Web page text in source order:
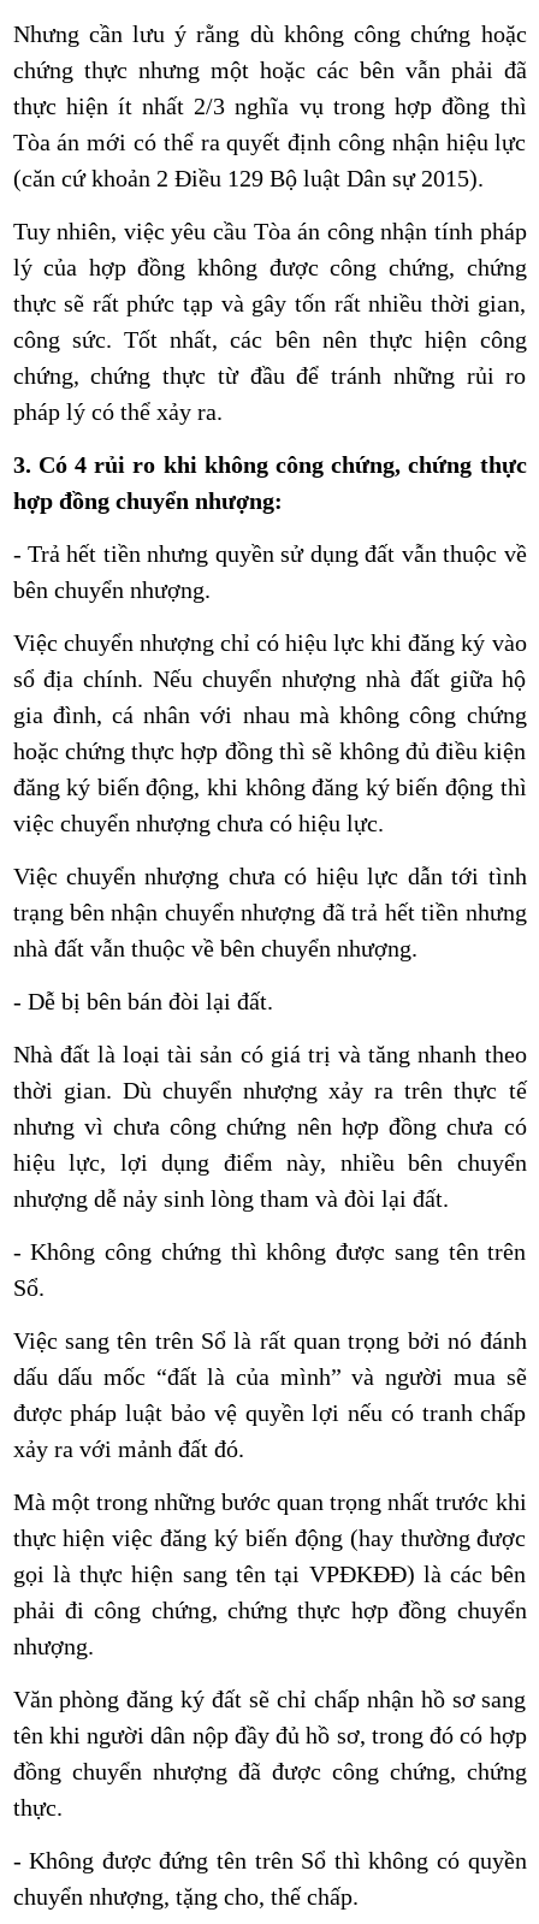
Nhưng cần lưu ý rằng dù không công chứng hoặc
chứng thực nhưng một hoặc các bên vẫn phải đã
thực hiện ít nhất 2/3 nghĩa vụ trong hợp đồng thì
Tòa án mới có thể ra quyết định công nhận hiệu lực
(căn cứ khoản 2 Điều 129 Bộ luật Dân sự 2015).
Tuy nhiên, việc yêu cầu Tòa án công nhận tính pháp
lý của hợp đồng không được công chứng, chứng
thực sẽ rất phức tạp và gây tốn rất nhiều thời gian,
công sức. Tốt nhất, các bên nên thực hiện công
chứng, chứng thực từ đầu để tránh những rủi ro
pháp lý có thể xảy ra.
3. Có 4 rủi ro khi không công chứng, chứng thực
hợp đồng chuyển nhượng:
- Trả hết tiền nhưng quyền sử dụng đất vẫn thuộc về
bên chuyển nhượng.
Việc chuyển nhượng chỉ có hiệu lực khi đăng ký vào
sổ địa chính. Nếu chuyển nhượng nhà đất giữa hộ
gia đình, cá nhân với nhau mà không công chứng
hoặc chứng thực hợp đồng thì sẽ không đủ điều kiện
đăng ký biến động, khi không đăng ký biến động thì
việc chuyển nhượng chưa có hiệu lực.
Việc chuyển nhượng chưa có hiệu lực dẫn tới tình
trạng bên nhận chuyển nhượng đã trả hết tiền nhưng
nhà đất vẫn thuộc về bên chuyển nhượng.
- Dễ bị bên bán đòi lại đất.
Nhà đất là loại tài sản có giá trị và tăng nhanh theo
thời gian. Dù chuyển nhượng xảy ra trên thực tế
nhưng vì chưa công chứng nên hợp đồng chưa có
hiệu lực, lợi dụng điểm này, nhiều bên chuyển
nhượng dễ nảy sinh lòng tham và đòi lại đất.
- Không công chứng thì không được sang tên trên
Sổ.
Việc sang tên trên Sổ là rất quan trọng bởi nó đánh
dấu dấu mốc “đất là của mình” và người mua sẽ
được pháp luật bảo vệ quyền lợi nếu có tranh chấp
xảy ra với mảnh đất đó.
Mà một trong những bước quan trọng nhất trước khi
thực hiện việc đăng ký biến động (hay thường được
gọi là thực hiện sang tên tại VPĐKĐĐ) là các bên
phải đi công chứng, chứng thực hợp đồng chuyển
nhượng.
Văn phòng đăng ký đất sẽ chỉ chấp nhận hồ sơ sang
tên khi người dân nộp đầy đủ hồ sơ, trong đó có hợp
đồng chuyển nhượng đã được công chứng, chứng
thực.
- Không được đứng tên trên Sổ thì không có quyền
chuyển nhượng, tặng cho, thế chấp.